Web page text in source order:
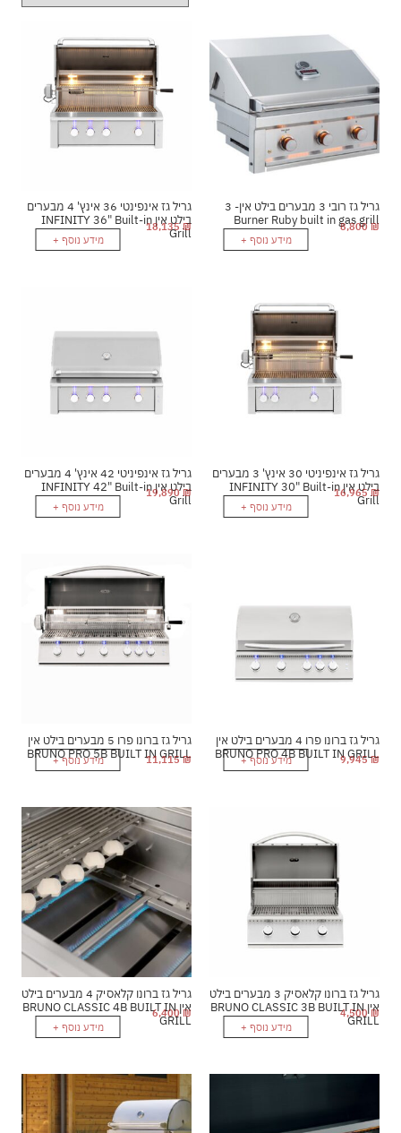
גריל גז רובי 3 מבערים בילט אין- 3
Burner Ruby built in gas grill
8,800 ₪
מידע נוסף +
גריל גז אינפינטי 36 אינץ' 4 מבערים
בילט אין INFINITY 36" Built-in
Grill
18,135₪
מידע נוסף +
גריל גז אינפיניטי 30 אינץ' 3 מבערים
בילט אין INFINITY 30" Built-in
Grill
16,965₪
מידע נוסף +
גריל גז אינפיניטי 42 אינץ' 4 מבערים
בילט אין INFINITY 42" Built-in
Grill
19,890₪
מידע נוסף +
גריל גז ברונו פרו 4 מבערים בילט אין
BRUNO PRO 4B BUILT IN GRILL
9,945₪ מידע נוסף +
גריל גז ברונו פרו 5 מבערים בילט אין
BRUNO PRO 5B BUILT IN GRILL
11,115₪ מידע נוסף +
גריל גז ברונו קלאסיק 3 מבערים בילט
אין BRUNO CLASSIC 3B BUILT IN
GRILL
4,500₪
מידע נוסף +
גריל גז ברונו קלאסיק 4 מבערים בילט
אין BRUNO CLASSIC 4B BUILT IN
GRILL
6,400₪
מידע נוסף +